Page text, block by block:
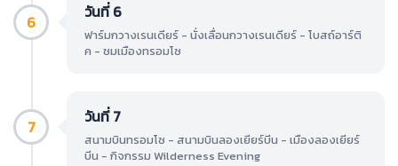
6 วันที่ 6
ฟาร์มกวางเรนเดียร์ - นั่งเลื่อนกวางเรนเดียร์ - โบสถ์อาร์ติ
ค - ชมเมืองทรอมโซ
7 วันที่ 7
สนามบินทรอมโซ - สนามบินลองเยียร์บีน - เมืองลองเยียร์
บีน - กิจกรรม Wilderness Evening